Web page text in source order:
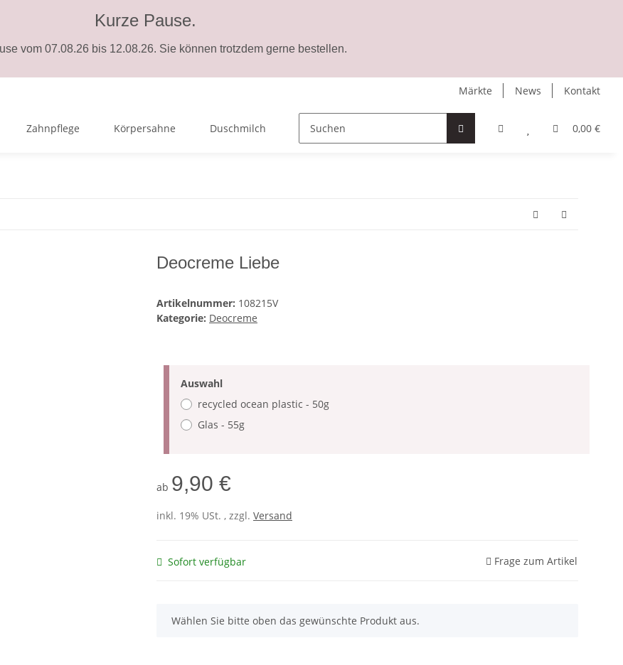
Kurze Pause.
vom 07.08.26 bis 12.08.26. Sie können trotzdem gerne bestellen.
Märkte News Kontakt
0,00 €
Zahnpflege Körpersahne Duschmilch Lippenbalsam Gutschein
Deocreme Liebe
Artikelnummer: 108215V
Kategorie: Deocreme
Auswahl
recycled ocean plastic - 50g
Glas - 55g
ab 9,90 €
inkl. 19% USt. , zzgl. Versand
Sofort verfügbar Frage zum Artikel
x
Wählen Sie bitte oben das gewünschte Produkt aus.